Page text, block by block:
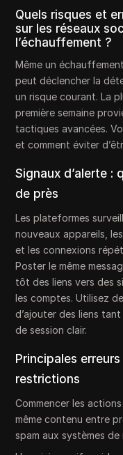
Quels risques et
sur les réseaux
l’échauffement ?
Même un
peut déclencher la
un risque courant. La
première semaine
tactiques avancées.
et comment éviter
Signaux d’alerte :
de près
Les plateformes
nouveaux appareils,
et les connexions
Poster le même
tôt des liens vers des
les comptes. Utilisez
d’ajouter des liens
de session clair.
Principales
restrictions
Commencer les
même contenu entre
spam aux systèmes de